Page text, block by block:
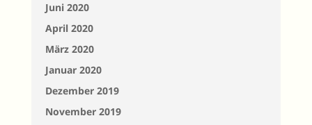
Juni 2020
April 2020
März 2020
Januar 2020
Dezember 2019
November 2019